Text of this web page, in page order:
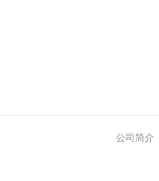
公司简介